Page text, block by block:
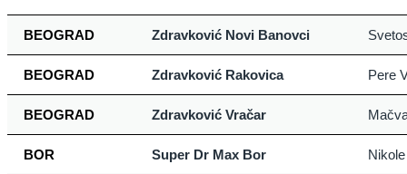
BEOGRAD Zdravković Novi Banovci
BEOGRAD Zdravković Rakovica Pere
BEOGRAD Zdravković Vračar
BOR Super Dr Max Bor